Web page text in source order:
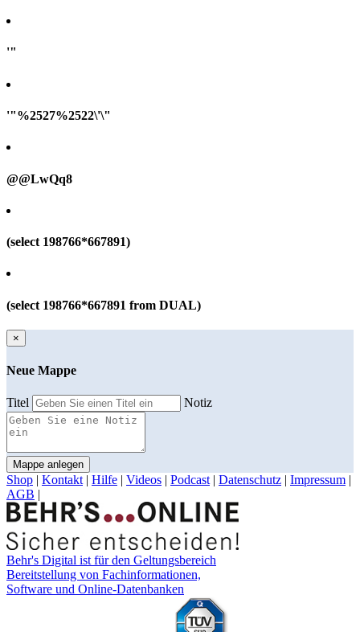
'"
'"%2527%2522\'\"
@@LwQq8
(select 198766*667891)
(select 198766*667891 from DUAL)
×
Neue Mappe
Titel Notiz
Mappe anlegen
Shop | Kontakt | Hilfe | Videos | Podcast | Datenschutz | Impressum |
AGB |
Behr's Digital ist für den Geltungsbereich
Bereitstellung von Fachinformationen,
Software und Online-Datenbanken